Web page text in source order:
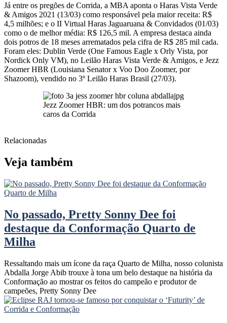
Já entre os pregões de Corrida, a MBA aponta o Haras Vista Verde
& Amigos 2021 (13/03) como responsável pela maior receita: R$
4,5 milhões; e o II Virtual Haras Jaguaruana & Convidados (01/03)
como o de melhor média: R$ 126,5 mil. A empresa destaca ainda
dois potros de 18 meses arrematados pela cifra de R$ 285 mil cada.
Foram eles: Dublin Verde (One Famous Eagle x Orly Vista, por
Nordick Only VM), no Leilão Haras Vista Verde & Amigos, e Jezz
Zoomer HBR (Louisiana Senator x Voo Doo Zoomer, por
Shazoom), vendido no 3º Leilão Haras Brasil (27/03).
Jezz Zoomer HBR: um dos potrancos mais
caros da Corrida
Relacionadas
Veja também
No passado, Pretty Sonny Dee foi
destaque da Conformação Quarto de
Milha
Ressaltando mais um ícone da raça Quarto de Milha, nosso colunista
Abdalla Jorge Abib trouxe à tona um belo destaque na história da
Conformação ao mostrar os feitos do campeão e produtor de
campeões, Pretty Sonny Dee